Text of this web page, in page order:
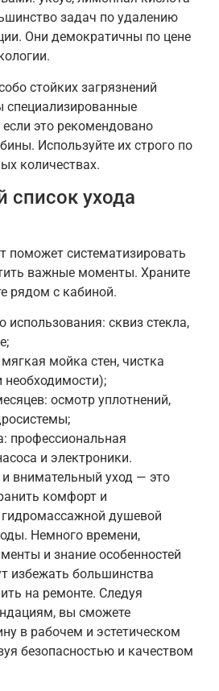
задач по удалению
Они демократичны по цене
стойких загрязнений
специализированные
если это рекомендовано
Используйте их строго по
количествах.
список ухода
поможет систематизировать
важные моменты. Храните
рядом с кабиной.
использования: сквиз стекла,
мойка стен, чистка
необходимости);
осмотр уплотнений,
профессиональная
и электроники.
внимательный уход — это
комфорт и
душевой
Немного времени,
и знание особенностей
избежать большинства
на ремонте. Следуя
вы сможете
в рабочем и эстетическом
безопасностью и качеством